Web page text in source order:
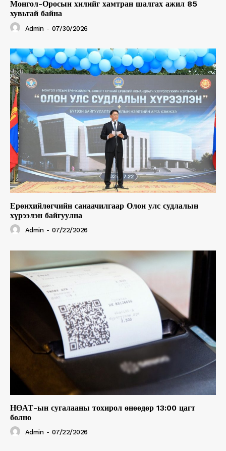
Монгол-Оросын хилийг хамтран шалгах ажил 85
хувьтай байна
Admin - 07/30/2026
Ерөнхийлөгчийн санаачилгаар Олон улс судлалын
хүрээлэн байгуулна
Admin - 07/22/2026
НӨАТ-ын сугалааны тохирол өнөөдөр 13:00 цагт
болно
Admin - 07/22/2026